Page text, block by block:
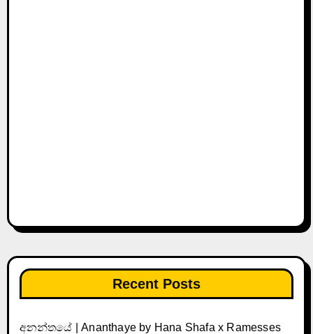
Recent Posts
අනන්තයේ | Ananthaye by Hana Shafa x Ramesses